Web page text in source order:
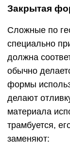
Закрытая
Сложные по
специально
должна
обычно
формы
делают
материала
трамбуется,
заменяют: